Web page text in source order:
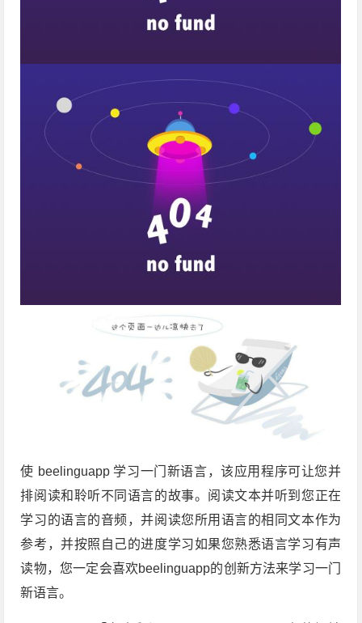
使 beelinguapp 学习一门新语言，该应用程序可让您并
排阅读和聆听不同语言的故事。阅读文本并听到您正在
学习的语言的音频，并阅读您所用语言的相同文本作为
参考，并按照自己的进度学习如果您熟悉语言学习有声
读物，您一定会喜欢beelinguapp的创新方法来学习一门
新语言。